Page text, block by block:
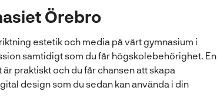
Örebro
estetik och media på vårt gymnasium i
samtidigt som du får högskolebehörighet. En
praktiskt och du får chansen att skapa
design som du sedan kan använda i din